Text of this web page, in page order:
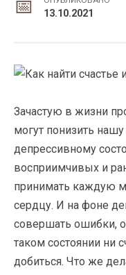
13.10.2021
Зачастую в жизни
могут понизить
депрессивному
восприимчивых и
принимать каждую
сердцу. И на фоне
совершать ошибки,
таком состоянии ни
добиться. Что же